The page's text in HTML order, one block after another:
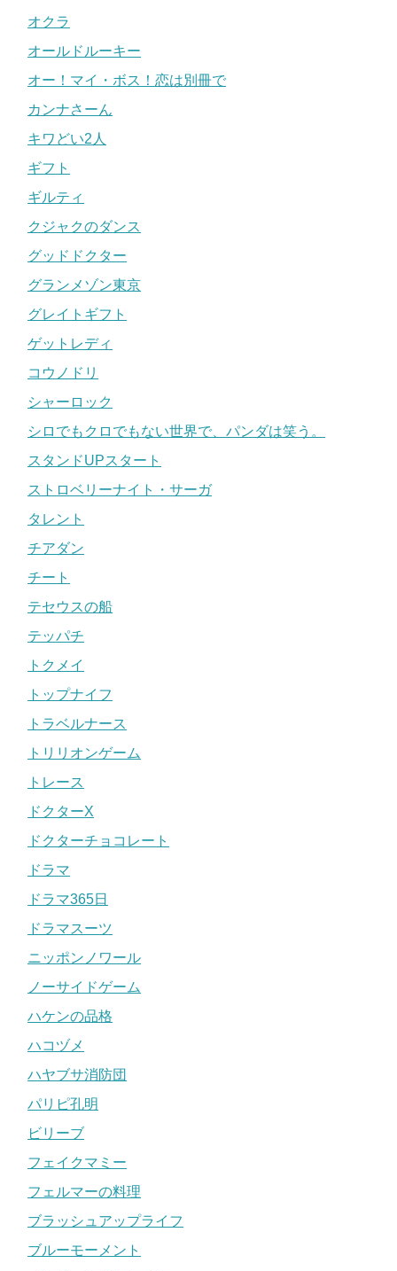
オクラ
オールドルーキー
オー！マイ・ボス！恋は別冊で
カンナさーん
キワどい2人
ギフト
ギルティ
クジャクのダンス
グッドドクター
グランメゾン東京
グレイトギフト
ゲットレディ
コウノドリ
シャーロック
シロでもクロでもない世界で、パンダは笑う。
スタンドUPスタート
ストロベリーナイト・サーガ
タレント
チアダン
チート
テセウスの船
テッパチ
トクメイ
トップナイフ
トラベルナース
トリリオンゲーム
トレース
ドクターX
ドクターチョコレート
ドラマ
ドラマ365日
ドラマスーツ
ニッポンノワール
ノーサイドゲーム
ハケンの品格
ハコヅメ
ハヤブサ消防団
パリピ孔明
ビリーブ
フェイクマミー
フェルマーの料理
ブラッシュアップライフ
ブルーモーメント